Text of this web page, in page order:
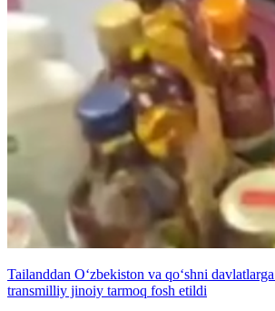
Tailanddan O‘zbekiston va qo‘shni
transmilliy jinoiy tarmoq fosh etildi